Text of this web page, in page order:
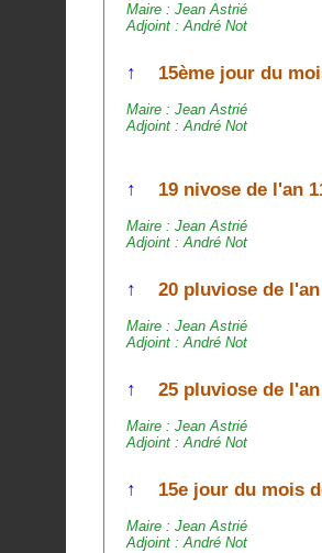
Maire : Jean Astrié
Adjoint : André Not
↑ 15ème jour du
Maire : Jean Astrié
Adjoint : André Not
↑ 19 nivose de l'an
Maire : Jean Astrié
Adjoint : André Not
↑ 20 pluviose de l'an
Maire : Jean Astrié
Adjoint : André Not
↑ 25 pluviose de l'an
Maire : Jean Astrié
Adjoint : André Not
↑ 15e jour du mois
Maire : Jean Astrié
Adjoint : André Not